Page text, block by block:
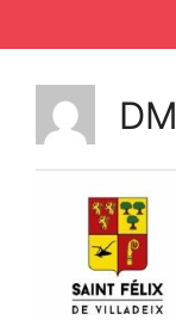
DM